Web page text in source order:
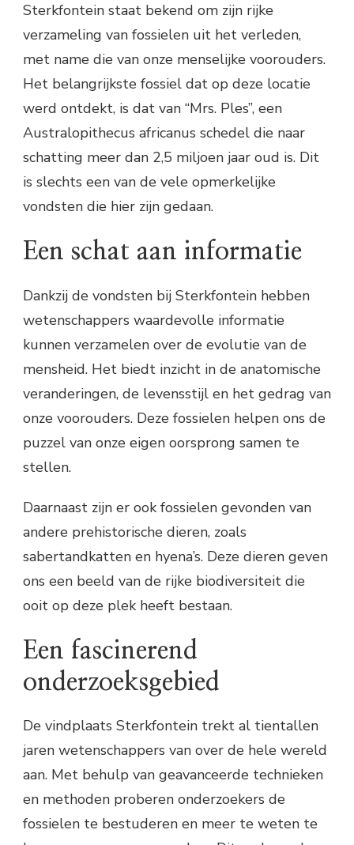
Sterkfontein staat bekend om zijn rijke
verzameling van fossielen uit het verleden,
met name die van onze menselijke voorouders.
Het belangrijkste fossiel dat op deze locatie
werd ontdekt, is dat van “Mrs. Ples”, een
Australopithecus africanus schedel die naar
schatting meer dan 2,5 miljoen jaar oud is. Dit
is slechts een van de vele opmerkelijke
vondsten die hier zijn gedaan.
Een schat aan informatie
Dankzij de vondsten bij Sterkfontein hebben
wetenschappers waardevolle informatie
kunnen verzamelen over de evolutie van de
mensheid. Het biedt inzicht in de anatomische
veranderingen, de levensstijl en het gedrag van
onze voorouders. Deze fossielen helpen ons de
puzzel van onze eigen oorsprong samen te
stellen.
Daarnaast zijn er ook fossielen gevonden van
andere prehistorische dieren, zoals
sabertandkatten en hyena’s. Deze dieren geven
ons een beeld van de rijke biodiversiteit die
ooit op deze plek heeft bestaan.
Een fascinerend
onderzoeksgebied
De vindplaats Sterkfontein trekt al tientallen
jaren wetenschappers van over de hele wereld
aan. Met behulp van geavanceerde technieken
en methoden proberen onderzoekers de
fossielen te bestuderen en meer te weten te